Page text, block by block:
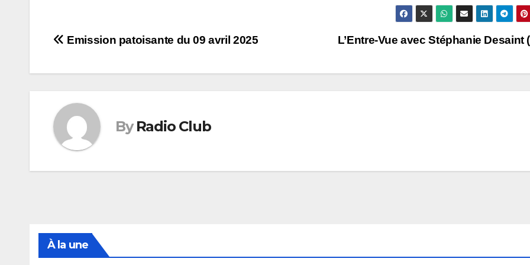
Navigation
de
L’Entre-Vue avec Stéphanie Desaint
Emission patoisante du 09 avril 2025
By Radio Club
À la une